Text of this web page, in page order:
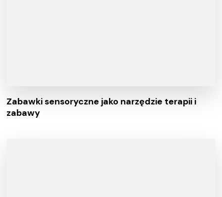
Zabawki sensoryczne jako narzędzie terapii i
zabawy